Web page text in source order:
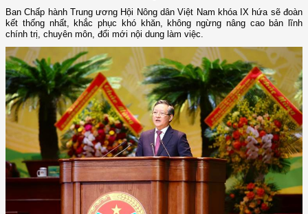
Ban Chấp hành Trung ương Hội Nông dân Việt Nam khóa IX hứa sẽ đoàn
kết thống nhất, khắc phục khó khăn, không ngừng nâng cao bản lĩnh
chính trị, chuyên môn, đổi mới nội dung làm việc.